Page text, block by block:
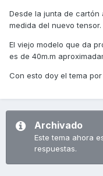
Desde la junta de cartón
medida del nuevo tensor.
El viejo modelo que da
es de 40m.m
Con esto doy el tema
Archivado
Este tema ahora
respuestas.